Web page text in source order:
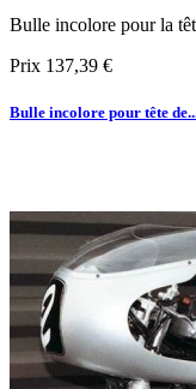
Bulle incolore pour la
Prix 137,39 €
Bulle incolore pour tête